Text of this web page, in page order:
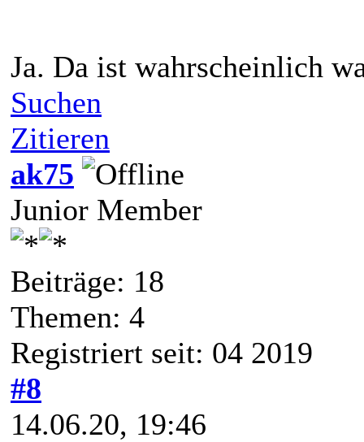
Ja. Da ist wahrscheinlich
Suchen
Zitieren
ak75
Junior Member
Beiträge: 18
Themen: 4
Registriert seit: 04 2019
#8
14.06.20, 19:46